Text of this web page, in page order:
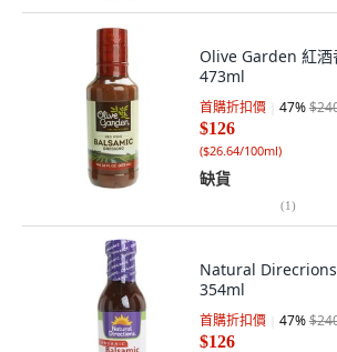
Olive Garden 紅酒
473ml
首購折扣價 47%
$126
($26.64/100ml)
缺貨
(1)
Natural
354ml
首購折扣價 47%
$126